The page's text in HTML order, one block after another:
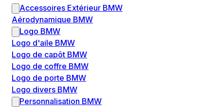
Accessoires Extérieur BMW
Aérodynamique BMW
Logo BMW
Logo d'aile BMW
Logo de capôt BMW
Logo de coffre BMW
Logo de porte BMW
Logo divers BMW
Personnalisation BMW